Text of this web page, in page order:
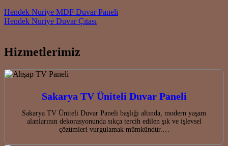
Post navigation
Hendek Nuriye MDF Duvar Paneli
Hendek Nuriye Duvar Çıtası
Hizmetlerimiz
Sakarya TV Üniteli Duvar Paneli
Sakarya TV Üniteli Duvar Paneli başlığı altında, modern yaşam
alanlarının dekorasyonunda sıkça tercih edilen şık ve işlevsel
çözümleri vurgulamak mümkündür.…